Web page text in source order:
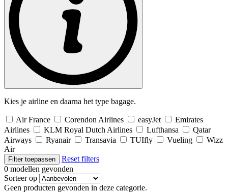
Kies je airline en daarna het type bagage.
Air France Corendon Airlines easyJet
Emirates
Airlines
KLM Royal Dutch Airlines Lufthansa
Qatar
Airways
Ryanair Transavia TUIfly Vueling
Wizz
Air
Filter toepassen
Reset filters
0 modellen gevonden
Sorteer op
Geen producten gevonden in deze categorie.